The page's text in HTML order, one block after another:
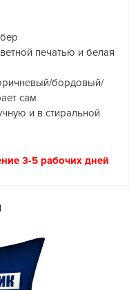
печатью и белая
бордовый/
сам
и в стиральной
3-5 рабочих дней